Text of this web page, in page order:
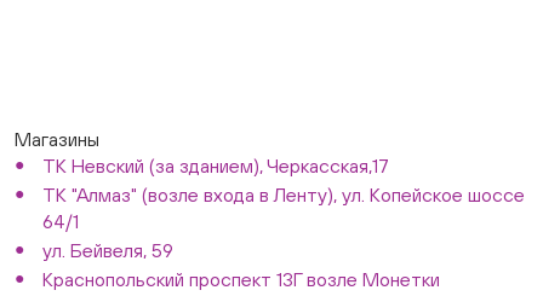
Магазины
ТК Невский (за зданием), Черкасская,17
ТК "Алмаз" (возле входа в Ленту), ул. Копейское шоссе
64/1
ул. Бейвеля, 59
Краснопольский проспект 13Г возле Монетки